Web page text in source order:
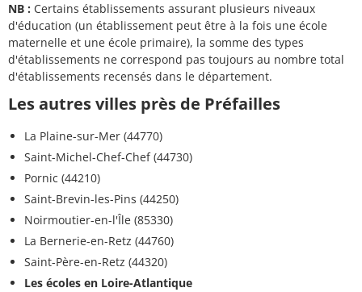
NB : Certains établissements assurant plusieurs niveaux
d'éducation (un établissement peut être à la fois une école
maternelle et une école primaire), la somme des types
d'établissements ne correspond pas toujours au nombre total
d'établissements recensés dans le département.
Les autres villes près de Préfailles
La Plaine-sur-Mer (44770)
Saint-Michel-Chef-Chef (44730)
Pornic (44210)
Saint-Brevin-les-Pins (44250)
Noirmoutier-en-l'Île (85330)
La Bernerie-en-Retz (44760)
Saint-Père-en-Retz (44320)
Les écoles en Loire-Atlantique